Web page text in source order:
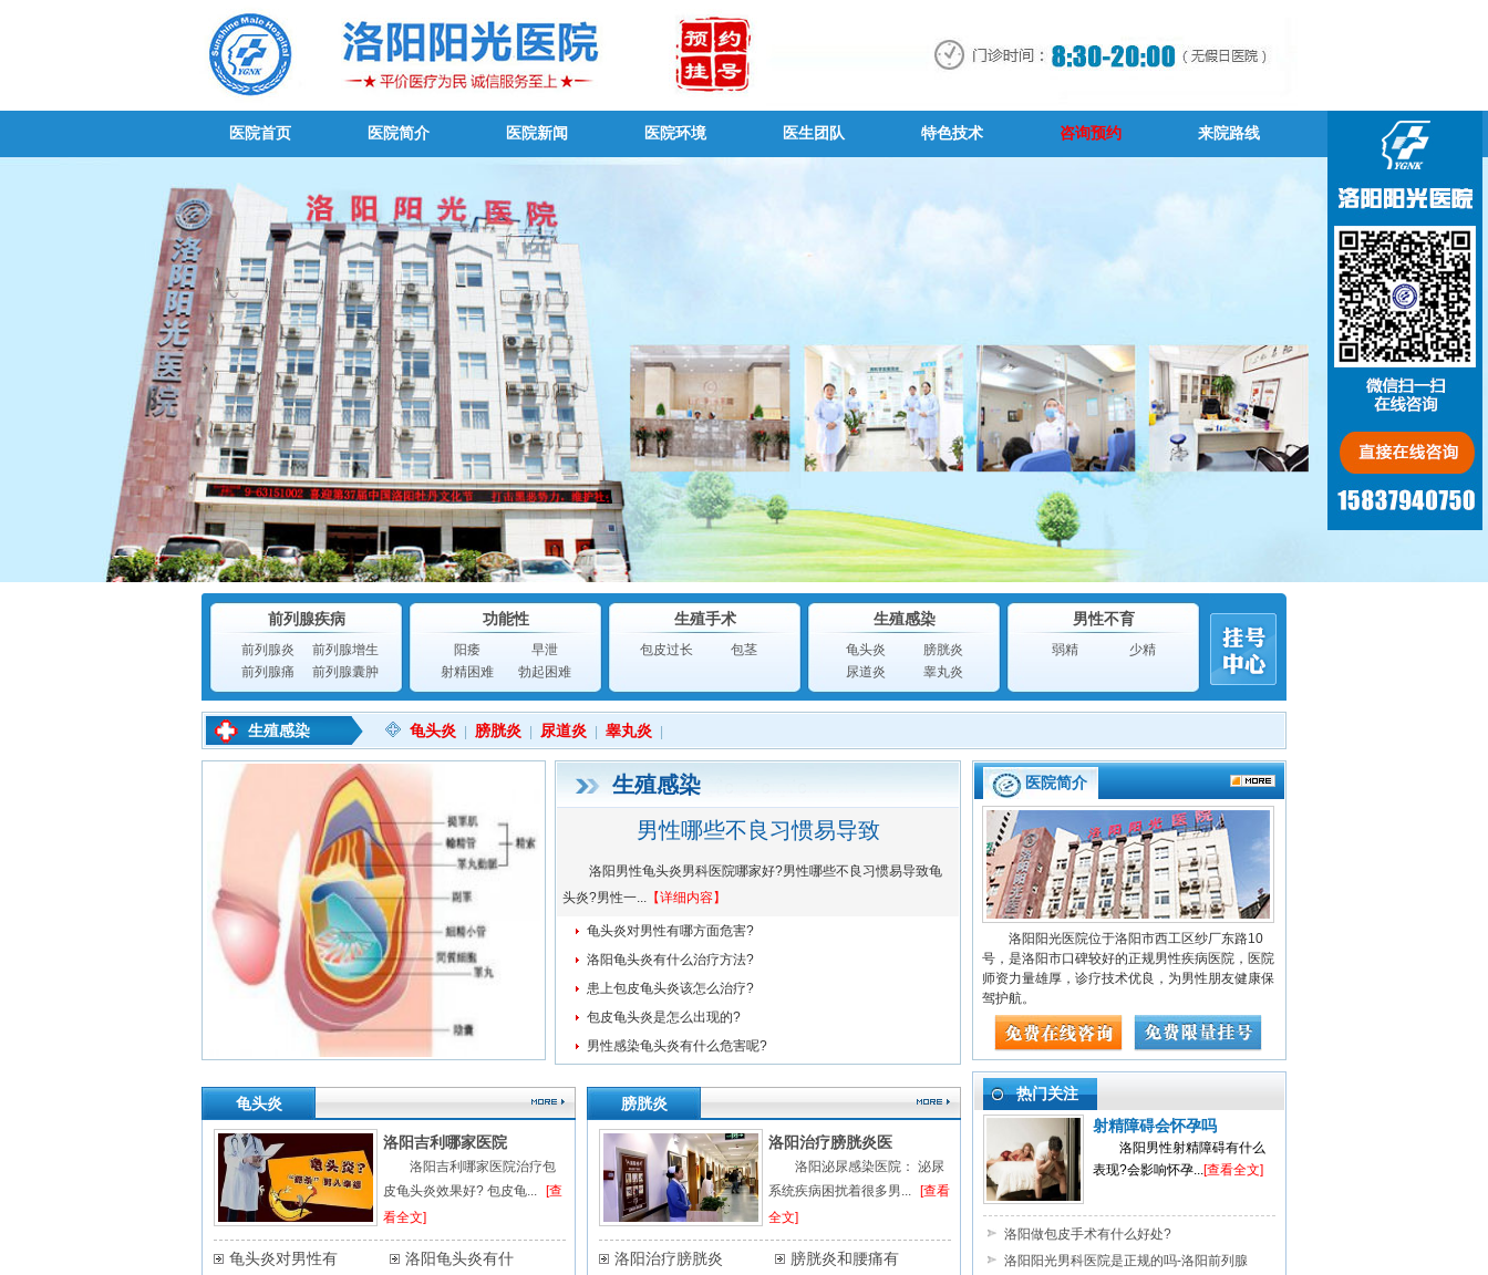
医院首页 医院简介 医院新闻 医院环境 医生团队 特色技术 咨询预约 来院路线
前列腺疾病
前列腺炎
前列腺增生
前列腺痛
前列腺囊肿
功能性
阳痿
早泄
射精困难
勃起困难
生殖手术
包皮过长 包茎
生殖感染
龟头炎
膀胱炎
尿道炎
睾丸炎
男性不育
弱精 少精
生殖感染 龟头炎 膀胱炎 尿道炎 睾丸炎
生殖感染
男性哪些不良习惯易导致
洛阳男性龟头炎男科医院哪家好?男性哪些不良习惯易导致龟
头炎?男性一... 【详细内容】
龟头炎对男性有哪方面危害?
洛阳龟头炎有什么治疗方法?
患上包皮龟头炎该怎么治疗?
包皮龟头炎是怎么出现的?
男性感染龟头炎有什么危害呢?
龟头炎
洛阳吉利哪家医院
洛阳吉利哪家医院治疗包
皮龟头炎效果好? 包皮龟...
[查
看全文]
龟头炎对男性有
洛阳龟头炎有什
膀胱炎
洛阳治疗膀胱炎医
洛阳泌尿感染医院： 泌尿
系统疾病困扰着很多男...
[查看
全文]
洛阳治疗膀胱炎
膀胱炎和腰痛有
医院简介
洛阳阳光医院位于洛阳市西工区纱厂东路10
号，是洛阳市口碑较好的正规男性疾病医院，医院
师资力量雄厚，诊疗技术优良，为男性朋友健康保
驾护航。
热门关注
射精障碍会怀孕吗
洛阳男性射精障碍有什么
表现?会影响怀孕...[查看全文]
洛阳做包皮手术有什么好处?
洛阳阳光男科医院是正规的吗-洛阳前列腺